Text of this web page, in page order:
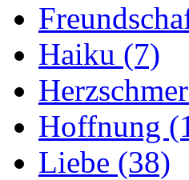
Haiku (7)
Hoffnung
Liebe (38)